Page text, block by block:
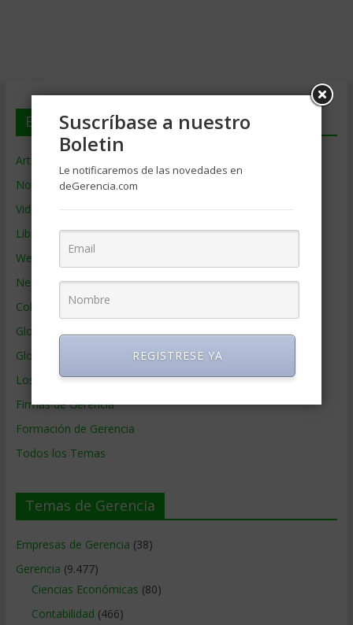
En deGerencia.com
Artículos de Gerencia
Noticias de Gerencia
Videos de Gerencia
Libros de Gerencia
Webs de Gerencia
Negocios por País
Colaboradores de Gerencia
Glosario
Glosario Inglés – Español
Los mejores MBA
Firmas de Gerencia
Formación de Gerencia
Todos los Temas
Temas de Gerencia
Empresas de Gerencia (38)
Gerencia (9.477)
Ciencias Económicas (80)
Contabilidad (466)
Suscríbase a nuestro
Boletin
Le notificaremos de las novedades en
deGerencia.com
REGISTRESE YA